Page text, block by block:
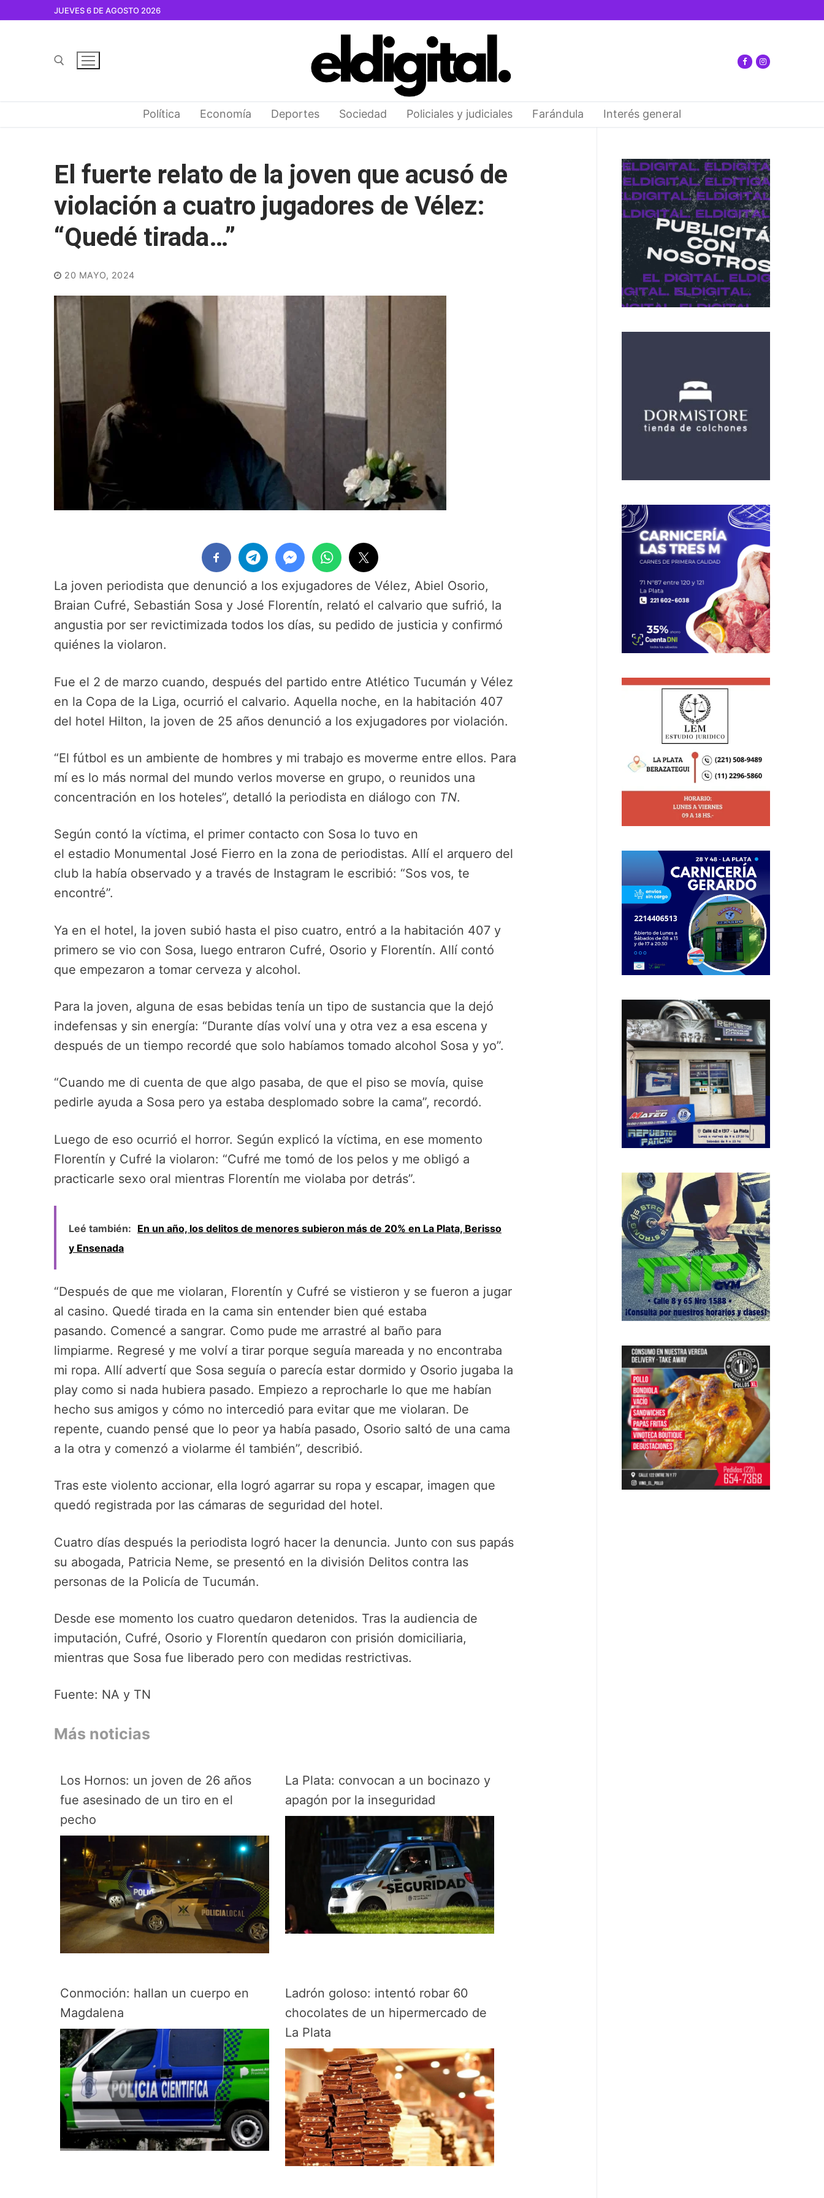
JUEVES 6 DE AGOSTO 2026
Política Economía Deportes Sociedad Policiales y judiciales Farándula Interés general
El fuerte relato de la joven que acusó de
violación a cuatro jugadores de Vélez:
“Quedé tirada…”
20 MAYO, 2024
La joven periodista que denunció a los exjugadores de Vélez, Abiel Osorio,
Braian Cufré, Sebastián Sosa y José Florentín, relató el calvario que sufrió, la
angustia por ser revictimizada todos los días, su pedido de justicia y confirmó
quiénes la violaron.
Fue el 2 de marzo cuando, después del partido entre Atlético Tucumán y Vélez
en la Copa de la Liga, ocurrió el calvario. Aquella noche, en la habitación 407
del hotel Hilton, la joven de 25 años denunció a los exjugadores por violación.
“El fútbol es un ambiente de hombres y mi trabajo es moverme entre ellos. Para
mí es lo más normal del mundo verlos moverse en grupo, o reunidos una
concentración en los hoteles”, detalló la periodista en diálogo con TN.
Según contó la víctima, el primer contacto con Sosa lo tuvo en
el estadio Monumental José Fierro en la zona de periodistas. Allí el arquero del
club la había observado y a través de Instagram le escribió: “Sos vos, te
encontré”.
Ya en el hotel, la joven subió hasta el piso cuatro, entró a la habitación 407 y
primero se vio con Sosa, luego entraron Cufré, Osorio y Florentín. Allí contó
que empezaron a tomar cerveza y alcohol.
Para la joven, alguna de esas bebidas tenía un tipo de sustancia que la dejó
indefensas y sin energía: “Durante días volví una y otra vez a esa escena y
después de un tiempo recordé que solo habíamos tomado alcohol Sosa y yo”.
“Cuando me di cuenta de que algo pasaba, de que el piso se movía, quise
pedirle ayuda a Sosa pero ya estaba desplomado sobre la cama”, recordó.
Luego de eso ocurrió el horror. Según explicó la víctima, en ese momento
Florentín y Cufré la violaron: “Cufré me tomó de los pelos y me obligó a
practicarle sexo oral mientras Florentín me violaba por detrás”.
Leé también: En un año, los delitos de menores subieron más de 20% en La Plata, Berisso
y Ensenada
“Después de que me violaran, Florentín y Cufré se vistieron y se fueron a jugar
al casino. Quedé tirada en la cama sin entender bien qué estaba
pasando. Comencé a sangrar. Como pude me arrastré al baño para
limpiarme. Regresé y me volví a tirar porque seguía mareada y no encontraba
mi ropa. Allí advertí que Sosa seguía o parecía estar dormido y Osorio jugaba la
play como si nada hubiera pasado. Empiezo a reprocharle lo que me habían
hecho sus amigos y cómo no intercedió para evitar que me violaran. De
repente, cuando pensé que lo peor ya había pasado, Osorio saltó de una cama
a la otra y comenzó a violarme él también”, describió.
Tras este violento accionar, ella logró agarrar su ropa y escapar, imagen que
quedó registrada por las cámaras de seguridad del hotel.
Cuatro días después la periodista logró hacer la denuncia. Junto con sus papás
su abogada, Patricia Neme, se presentó en la división Delitos contra las
personas de la Policía de Tucumán.
Desde ese momento los cuatro quedaron detenidos. Tras la audiencia de
imputación, Cufré, Osorio y Florentín quedaron con prisión domiciliaria,
mientras que Sosa fue liberado pero con medidas restrictivas.
Fuente: NA y TN
Más noticias
Los Hornos: un joven de 26 años
fue asesinado de un tiro en el
pecho
La Plata: convocan a un bocinazo y
apagón por la inseguridad
Conmoción: hallan un cuerpo en
Magdalena
Ladrón goloso: intentó robar 60
chocolates de un hipermercado de
La Plata